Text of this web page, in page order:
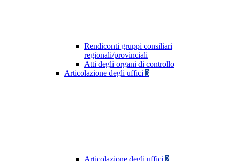
Rendiconti gruppi consiliari
regionali/provinciali
Atti degli organi di controllo
Articolazione degli uffici 3